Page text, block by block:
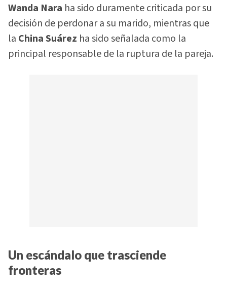
Wanda Nara ha sido duramente criticada por su
decisión de perdonar a su marido, mientras que
la China Suárez ha sido señalada como la
principal responsable de la ruptura de la pareja.
Un escándalo que trasciende
fronteras